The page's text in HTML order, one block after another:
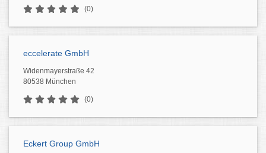
(0)
eccelerate GmbH
Widenmayerstraße 42
80538 München
(0)
Eckert Group GmbH